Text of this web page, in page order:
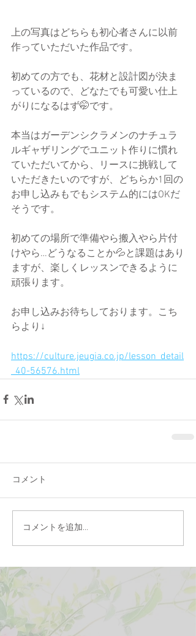
上の写真はどちらも初心者さんに以前
作っていただいた作品です。
初めての方でも、花材と設計図が決ま
っているので、どなたでも可愛い仕上
がりになるはず🤭です。
本当はガーデンシクラメンのナチュラ
ルギャザリングでユニット作りに慣れ
ていただいてから、リースに挑戦して
いただきたいのですが、どちらか1回の
お申し込みもでもシステム的にはOKだ
そうです。
初めての場所で準備やら搬入やら片付
けやら…どうなることか💦と課題はあり
ますが、楽しくレッスンできるように
頑張ります。
お申し込みお待ちしております。こち
らより↓
https://culture.jeugia.co.jp/lesson_detail
_40-56576.html
コメント
コメントを追加…